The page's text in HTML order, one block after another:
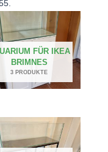
FÜR IKEA
BRIMNES
3 PRODUKTE